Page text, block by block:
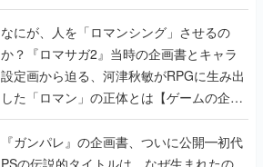
設定画から迫る、河津秋敏がRPGに生み出
した「ロマン」の正体とは【ゲームの企画
書】
『ガンパレ』の企画書、ついに公開━初代
PSの伝説的タイトルは、なぜ生まれたの
か？そして『LOOP8』へ受け継がれたもの
【ゲームの企画書】